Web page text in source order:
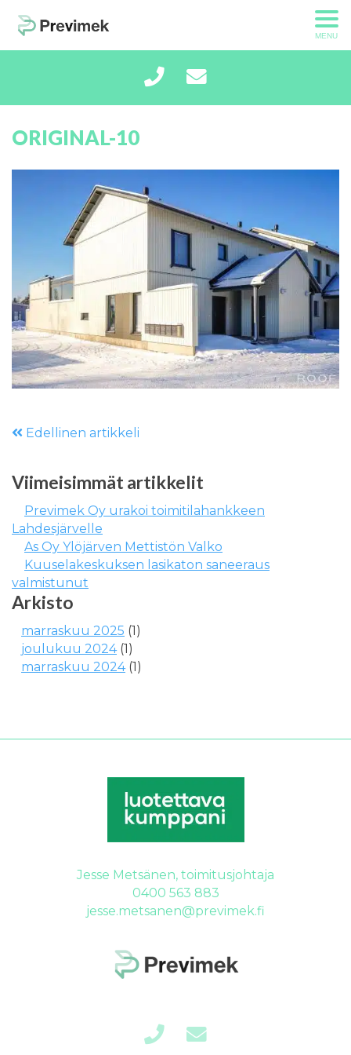
MENU
ORIGINAL-10
Edellinen artikkeli
Viimeisimmät artikkelit
Previmek Oy urakoi toimitilahankkeen
Lahdesjärvelle
As Oy Ylöjärven Mettistön Valko
Kuuselakeskuksen lasikaton saneeraus
valmistunut
Arkisto
marraskuu 2025 (1)
joulukuu 2024(1)
marraskuu 2024(1)
Jesse Metsänen, toimitusjohtaja
0400 563 883
jesse.metsanen@previmek.fi